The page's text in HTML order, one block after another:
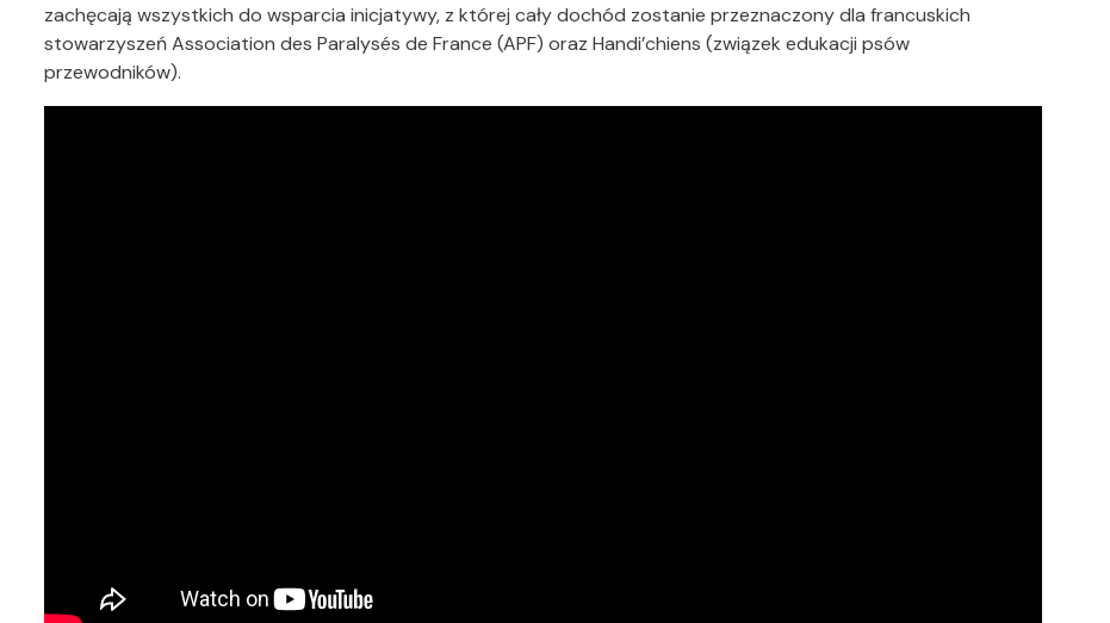
zachęcają wszystkich do wsparcia inicjatywy, z której cały dochód zostanie przeznaczony dla francuskich
stowarzyszeń Association des Paralysés de France (APF) oraz Handi’chiens (związek edukacji psów
przewodników).